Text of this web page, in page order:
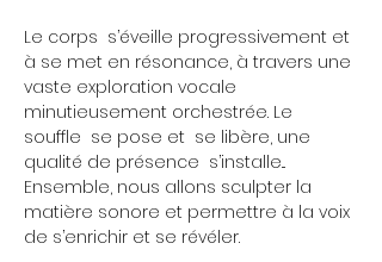
Le corps  s’éveille progressivement et
à se met en résonance, à travers une
vaste exploration vocale
minutieusement orchestrée. Le
souffle  se pose et  se libère, une
qualité de présence  s’installe...
Ensemble, nous allons sculpter la
matière sonore et permettre à la voix
de s’enrichir et se révéler.